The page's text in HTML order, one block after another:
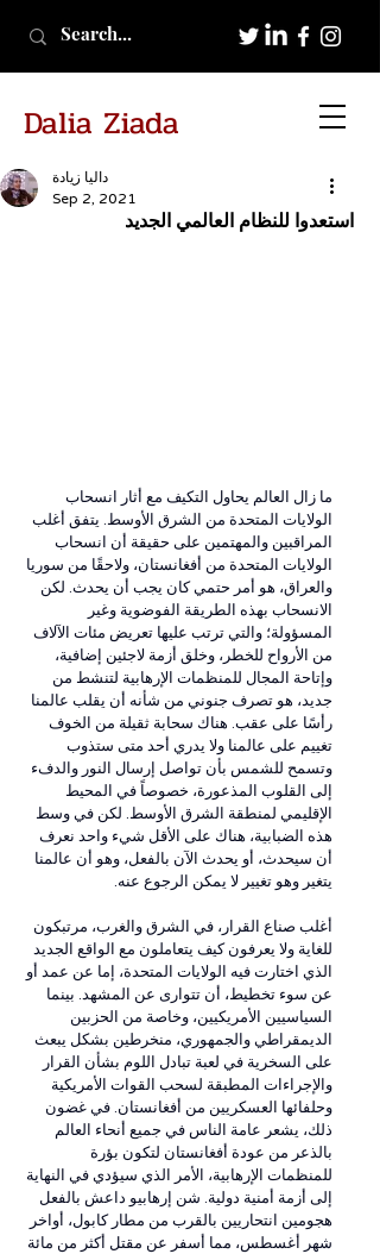
Dalia Ziada
استعدوا للنظام العالمي الجديد
داليا زيادة
Sep 2, 2021
ما زال العالم يحاول التكيف مع أثار انسحاب
الولايات المتحدة من الشرق الأوسط. يتفق أغلب
المراقبين والمهتمين على حقيقة أن انسحاب
الولايات المتحدة من أفغانستان، ولاحقًا من سوريا
والعراق، هو أمر حتمي كان يجب أن يحدث. لكن
الانسحاب بهذه الطريقة الفوضوية وغير
المسؤولة؛ والتي ترتب عليها تعريض مئات الآلاف
من الأرواح للخطر، وخلق أزمة لاجئين إضافية،
وإتاحة المجال للمنظمات الإرهابية لتنشط من
جديد، هو تصرف جنوني من شأنه أن يقلب عالمنا
رأسًا على عقب. هناك سحابة ثقيلة من الخوف
تغييم على عالمنا ولا يدري أحد متى ستذوب
وتسمح للشمس بأن تواصل إرسال النور والدفء
إلى القلوب المذعورة، خصوصاً في المحيط
الإقليمي لمنطقة الشرق الأوسط. لكن في وسط
هذه الضبابية، هناك على الأقل شيء واحد نعرف
أن سيحدث، أو يحدث الآن بالفعل، وهو أن عالمنا
يتغير وهو تغيير لا يمكن الرجوع عنه.
أغلب صناع القرار، في الشرق والغرب، مرتبكون
للغاية ولا يعرفون كيف يتعاملون مع الواقع الجديد
الذي اختارت فيه الولايات المتحدة، إما عن عمد أو
عن سوء تخطيط، أن تتوارى عن المشهد. بينما
السياسيين الأمريكيين، وخاصة من الحزبين
الديمقراطي والجمهوري، منخرطين بشكل يبعث
على السخرية في لعبة تبادل اللوم بشأن القرار
والإجراءات المطبقة لسحب القوات الأمريكية
وحلفائها العسكريين من أفغانستان. في غضون
ذلك، يشعر عامة الناس في جميع أنحاء العالم
بالذعر من عودة أفغانستان لتكون بؤرة
للمنظمات الإرهابية، الأمر الذي سيؤدي في النهاية
إلى أزمة أمنية دولية. شن إرهابيو داعش بالفعل
هجومين انتحاريين بالقرب من مطار كابول، أواخر
شهر أغسطس، مما أسفر عن مقتل أكثر من مائة